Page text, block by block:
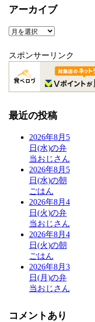
ゴ
リ
ー
アーカイブ
ア
カ
イ
スポンサーリンク
最近の投稿
2026年8月5
日(水)の弁
当おじさん
2026年8月5
日(水)の朝
ごはん
2026年8月4
日(火)の弁
当おじさん
2026年8月4
日(火)の朝
ごはん
2026年8月3
日(月)の弁
当おじさん
コメントあり